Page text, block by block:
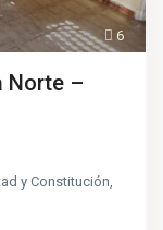
6
Norte –
y Constitución,